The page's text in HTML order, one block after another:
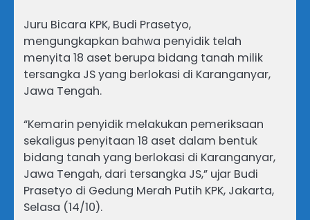
Juru Bicara KPK, Budi Prasetyo,
mengungkapkan bahwa penyidik telah
menyita 18 aset berupa bidang tanah milik
tersangka JS yang berlokasi di Karanganyar,
Jawa Tengah.
“Kemarin penyidik melakukan pemeriksaan
sekaligus penyitaan 18 aset dalam bentuk
bidang tanah yang berlokasi di Karanganyar,
Jawa Tengah, dari tersangka JS,” ujar Budi
Prasetyo di Gedung Merah Putih KPK, Jakarta,
Selasa (14/10).